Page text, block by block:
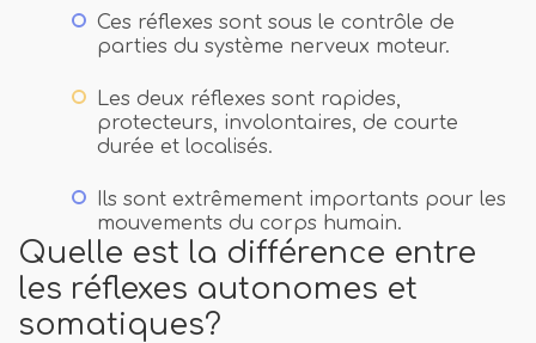
Ces réflexes sont sous le contrôle de
parties du système nerveux moteur.
Les deux réflexes sont rapides,
protecteurs, involontaires, de courte
durée et localisés.
Ils sont extrêmement importants pour les
mouvements du corps humain.
Quelle est la différence entre
les réflexes autonomes et
somatiques?